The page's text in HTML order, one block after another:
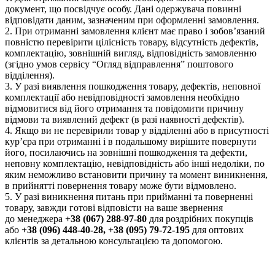
документ, що посвідчує особу. Дані одержувача повинні
відповідати даним, зазначеним при оформленні замовлення.
2. При отриманні замовлення клієнт має право і зобов’язаний
повністю перевірити цілісність товару, відсутність дефектів,
комплектацію, зовнішній вигляд, відповідність замовленню
(згідно умов сервісу “Огляд відправлення” поштового
відділення).
3. У разі виявлення пошкодження товару, дефектів, неповної
комплектації або невідповідності замовлення необхідно
відмовитися від його отримання та повідомити причину
відмови та виявлений дефект (в разі наявності дефектів).
4. Якщо ви не перевірили товар у відділенні або в присутності
кур’єра при отриманні і в подальшому вирішите повернути
його, посилаючись на зовнішні пошкодження та дефекти,
неповну комплектацію, невідповідність або інші недоліки, по
яким неможливо встановити причину та момент виникнення,
в прийнятті повернення товару може бути відмовлено.
5. У разі виникнення питань при прийманні та поверненні
товару, завжди готові відповісти на ваше звернення
до менеджера +38 (067) 288-97-80 для роздрібних покупців
або +38 (096) 448-40-28, +38 (095) 79-72-195 для оптових
клієнтів за детальною консультацією та допомогою.